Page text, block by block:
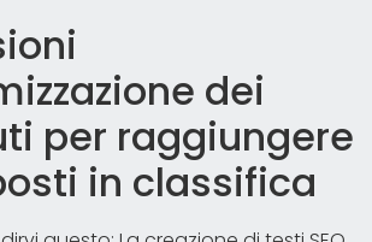
dei
per raggiungere
in classifica